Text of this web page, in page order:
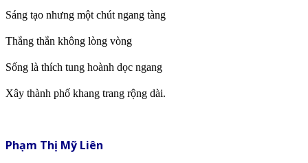
Sáng tạo nhưng một chút ngang tàng
Thẳng thắn không lòng vòng
Sống là thích tung hoành dọc ngang
Xây thành phố khang trang rộng dài.
Phạm Thị Mỹ Liên